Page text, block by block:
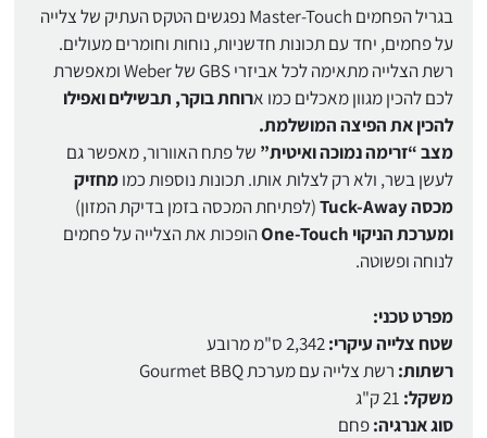
בגריל הפחמים Master-Touch נפגשים הטקס העתיק של צלייה
על פחמים, יחד עם תכונות חדשניות, נוחות וחומרים מעולים.
רשת הצלייה מתאימה לכל אביזרי GBS של Weber ומאפשרת
לכם להכין מגוון מאכלים כמו ארוחת בוקר, תבשילים ואפילו
להכין את הפיצה המושלמת.
מצב “זרימה נמוכה ואיטית” של פתח האוורור, מאפשר גם
לעשן בשר, ולא רק לצלות אותו. תכונות נוספות כמומחזיק
מכסה Tuck-Away
(לפתיחת המכסה בזמן בדיקת המזון)
ומערכת הניקוי One-Touch
הופכות את הצלייה על פחמים
לנוחה ופשוטה.
מפרט טכני:
שטח צלייה עיקרי:2,342 ס"מ מרובע
רשתות: רשת צלייה עם מערכת Gourmet BBQ
משקל: 21 ק"ג
סוג אנרגיה:פחם